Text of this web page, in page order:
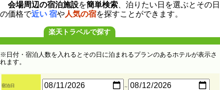
会場周辺の宿泊施設を簡単検索 、泊りたい日を選ぶとその日
の価格で近い 宿や人気の宿を探すことができます。
楽天トラベルで探す
※日付・宿泊人数を入れるとその日に泊まれるプランのあるホテルが表示さ
れます。
宿泊日 ～